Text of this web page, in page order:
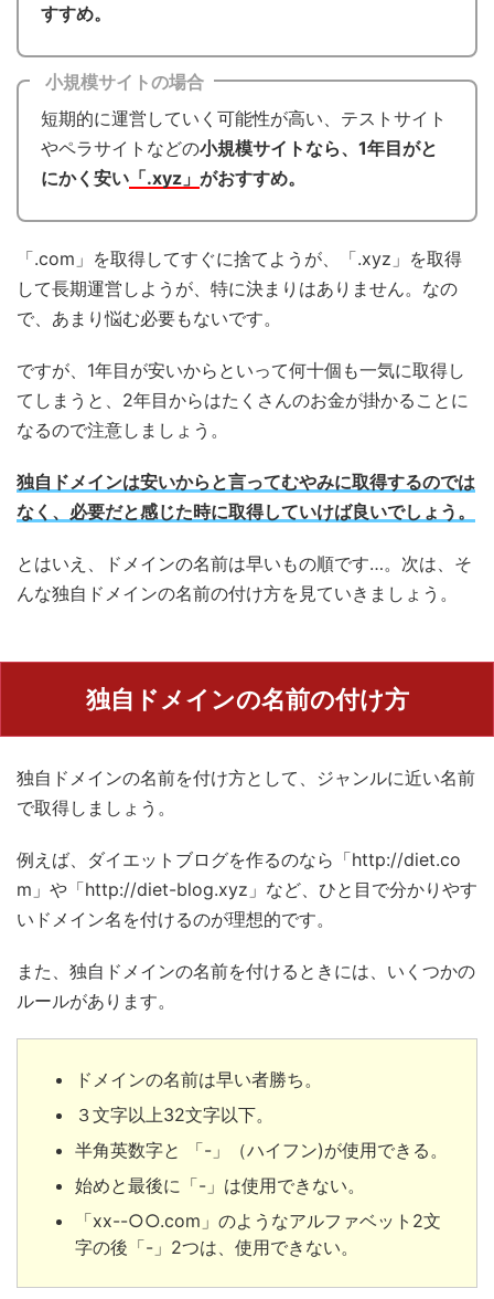
すすめ。
小規模サイトの場合
短期的に運営していく可能性が高い、テストサイト
やペラサイトなどの小規模サイトなら、1年目がと
にかく安い 「.xyz」 がおすすめ。
「.com」を取得してすぐに捨てようが、「.xyz」を取得
して長期運営しようが、特に決まりはありません。なの
で、あまり悩む必要もないです。
ですが、1年目が安いからといって何十個も一気に取得し
てしまうと、2年目からはたくさんのお金が掛かることに
なるので注意しましょう。
独自ドメインは安いからと言ってむやみに取得するのでは
なく、必要だと感じた時に取得していけば良いでしょう。
とはいえ、ドメインの名前は早いもの順です…。次は、そ
んな独自ドメインの名前の付け方を見ていきましょう。
独自ドメインの名前の付け方
独自ドメインの名前を付け方として、ジャンルに近い名前
で取得しましょう。
例えば、ダイエットブログを作るのなら「http://diet.co
m」や「http://diet-blog.xyz」など、ひと目で分かりやす
いドメイン名を付けるのが理想的です。
また、独自ドメインの名前を付けるときには、いくつかの
ルールがあります。
ドメインの名前は早い者勝ち。
３文字以上32文字以下。
半角英数字と 「-」（ハイフン)が使用できる。
始めと最後に「-」は使用できない。
「xx--○○.com」のようなアルファベット2文
字の後「-」2つは、使用できない。